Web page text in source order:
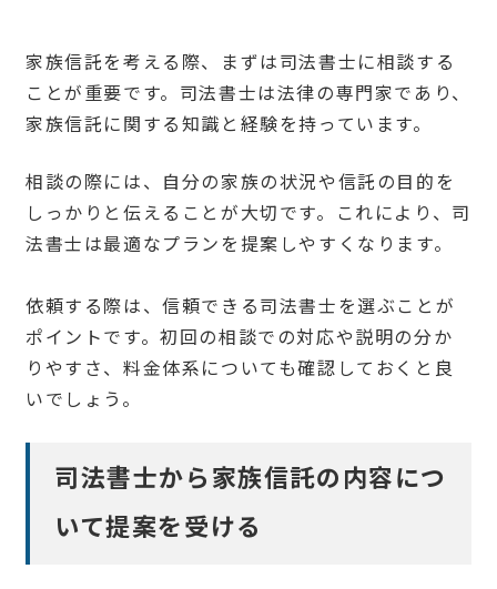
家族信託を考える際、まずは司法書士に相談する
ことが重要です。司法書士は法律の専門家であり、
家族信託に関する知識と経験を持っています。
相談の際には、自分の家族の状況や信託の目的を
しっかりと伝えることが大切です。これにより、司
法書士は最適なプランを提案しやすくなります。
依頼する際は、信頼できる司法書士を選ぶことが
ポイントです。初回の相談での対応や説明の分か
りやすさ、料金体系についても確認しておくと良
いでしょう。
司法書士から家族信託の内容につ
いて提案を受ける